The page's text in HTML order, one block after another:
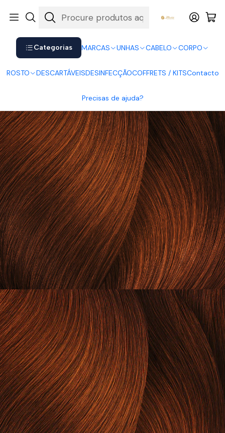
Categorias MARCAS UNHAS CABELO CORPO
ROSTO DESCARTÁVEISDESINFECÇÃOCOFFRETS / KITSContacto
Precisas de ajuda?
Shop now. Pay later with Klarna.